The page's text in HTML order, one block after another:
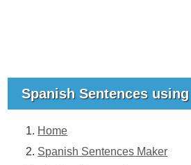
Spanish Sentences
Home
Spanish Sentences Maker